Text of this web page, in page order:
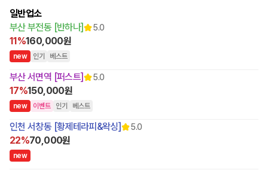
일반업소
부산 부전동 [반하나]
5.0
11%160,000원
new 인기 베스트
부산 서면역 [퍼스트] 5.0
17%150,000원
new 이벤트 인기 베스트
인천 서창동 [황제테라피&왁싱] 5.0
22%70,000원
new